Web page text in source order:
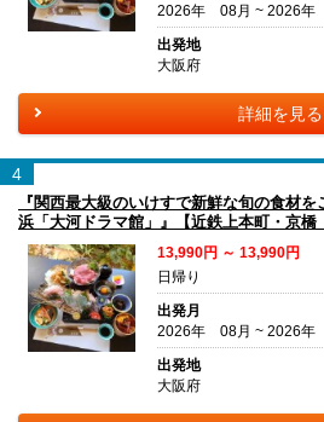
2026年 08月 ~ 2026年
出発地
大阪府
詳細を見る
4
『関西最大級のいけすで新鮮な旬の食材
浜「大河ドラマ館」』【近鉄上本町・京橋
13,990円 ～ 13,990円
日帰り
出発月
2026年 08月 ~ 2026年
出発地
大阪府